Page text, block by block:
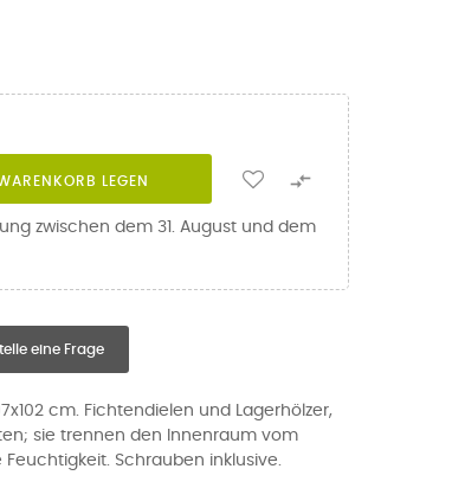
LEGEN 
zwischen dem 31. August und dem
eine Frage
cm. Fichtendielen und Lagerhölzer,
sie trennen den Innenraum vom
Schrauben inklusive.